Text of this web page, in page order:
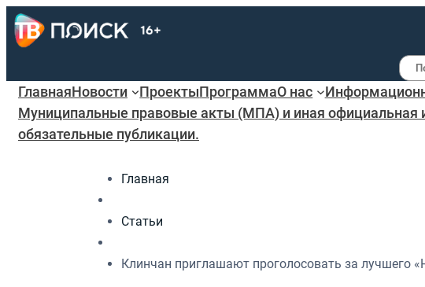
ГлавнаяНовости ПроектыПрограммаО нас
Муниципальные правовые акты (МПА) и иная официальная
обязательные публикации.
Главная
Статьи
Клинчан приглашают проголосовать за лучшего